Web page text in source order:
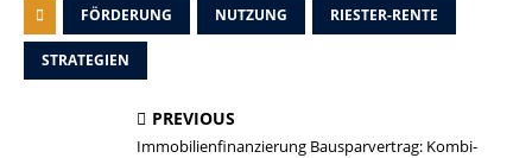
FÖRDERUNG NUTZUNG RIESTER-RENTE
STRATEGIEN
PREVIOUS
Immobilienfinanzierung Bausparvertrag: Kombi-